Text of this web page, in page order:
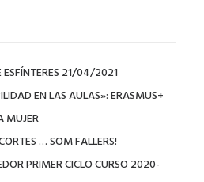
ESFÍNTERES 21/04/2021
EN LAS AULAS»: ERASMUS+
MUJER
… SOM FALLERS!
PRIMER CICLO CURSO 2020-